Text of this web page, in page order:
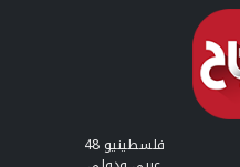
فلسطينيو 48